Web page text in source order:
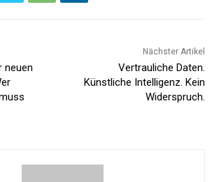
neuen
Nächster Artikel
Vertrauliche Daten.
Künstliche Intelligenz. Kein
Widerspruch.